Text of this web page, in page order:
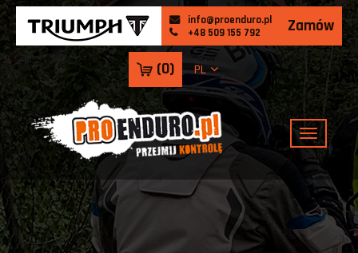
info@proenduro.pl
+48 509 155 792
Zamów
(0) PL